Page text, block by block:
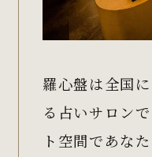
羅心盤は全国
る占いサロン
ト空間であな